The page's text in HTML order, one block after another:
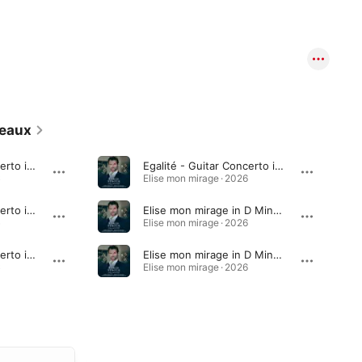
Egalité - Guitar Concerto in A Minor: III. El mozo de la esquina
Egalité - Guitar Concerto in A Minor: II. La Calle
Egalité - Guitar Concerto in A Minor: I. El emperador
Egalité - Guitar Concerto in D Minor: III. Éternité
Elise mon mirage · 2026
Elise mon mirage in D Minor: III. Mirage
Elise mon mirage · 2026
Elise mon mirage in D Minor: III. Présage
Elise mon mirage · 2026